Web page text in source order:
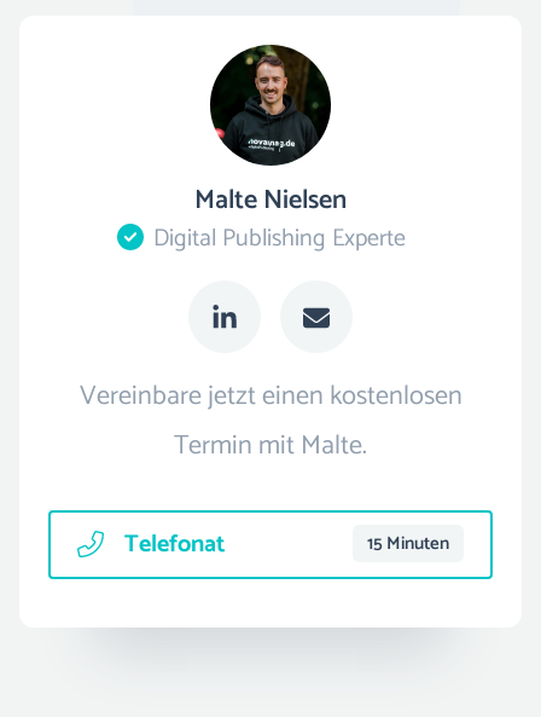
Malte Nielsen
Digital Publishing Experte
Vereinbare jetzt einen kostenlosen
Termin mit Malte.
Telefonat 15 Minuten